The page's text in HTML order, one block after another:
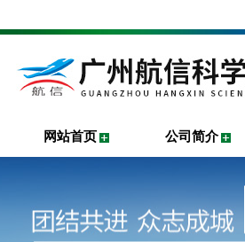
网站首页 公司简介